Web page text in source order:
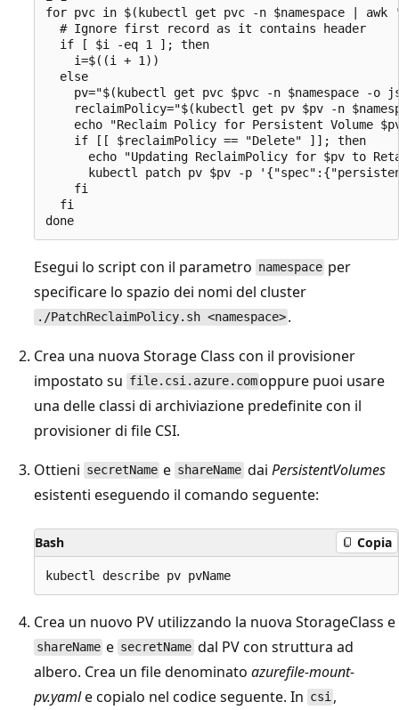
for pvc in $(kubectl get pvc -n $namespace |
  # Ignore first record as it contains header
  if [ $i -eq 1 ]; then
    i=$((i + 1))
  else
pv="$(kubectl get pvc $pvc -n $namespace -o
reclaimPolicy="$(kubectl get pv $pv -n
echo "Reclaim Policy for Persistent Volume
    if [[ $reclaimPolicy == "Delete" ]]; then
echo "Updating ReclaimPolicy for $pv to
kubectl patch pv $pv -p
    fi
  fi
Esegui lo script con il parametro namespace per
specificare lo spazio dei nomi del cluster
./PatchReclaimPolicy.sh <namespace> .
Crea una nuova Storage Class con il provisioner
impostato su file.csi.azure.comoppure puoi usare
una delle classi di archiviazione predefinite con il
provisioner di file CSI.
Ottieni secretName e shareName dai PersistentVolumes
esistenti eseguendo il comando seguente:
Bash Copia
Crea un nuovo PV utilizzando la nuova StorageClass e
shareName e secretName dal PV con struttura ad
albero. Crea un file denominato azurefile-mount-
pv.yamle copialo nel codice seguente. In csi ,